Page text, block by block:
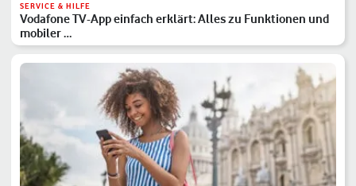
SERVICE & HILFE
Vodafone TV-App einfach erklärt: Alles zu Funktionen und
mobiler …